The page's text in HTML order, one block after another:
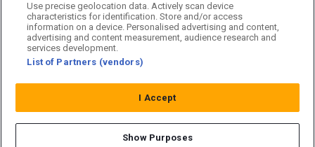
Cookiepolicy
Arkiv
Use precise geolocation data. Actively scan device
characteristics for identification. Store and/or access
information on a device. Personalised advertising and content,
advertising and content measurement, audience research and
services development.
List of Partners (vendors)
I Accept
Show Purposes